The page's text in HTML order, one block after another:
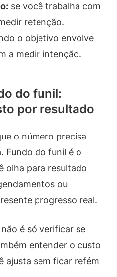
se você trabalha com
retenção.
o objetivo envolve
a medir intenção.
do funil:
por resultado
o número precisa
Fundo do funil é o
olha para resultado
ou
progresso real.
é só verificar se
entender o custo
ajusta sem ficar refém